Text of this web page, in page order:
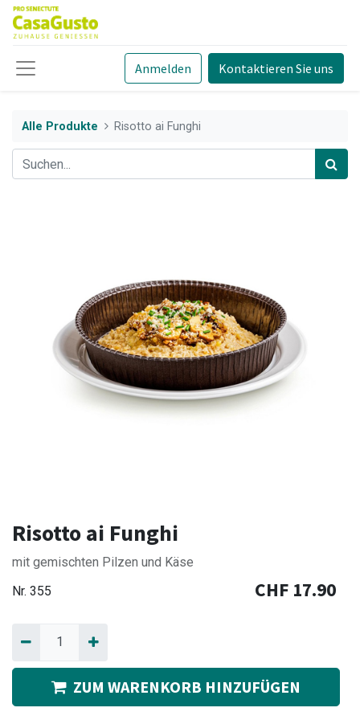
Anmelden Kontaktieren Sie uns
Alle Produkte Risotto ai Funghi
Risotto ai Funghi
mit gemischten Pilzen und Käse
Nr. 355 CHF 17.90
ZUM WARENKORB HINZUFÜGEN